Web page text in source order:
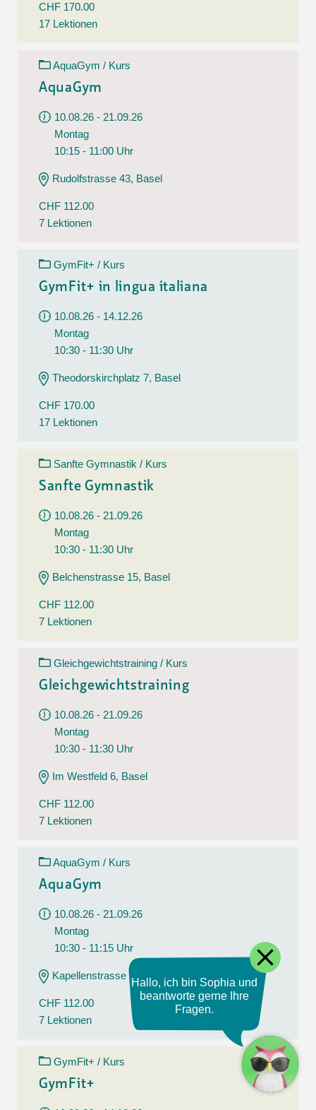
CHF 170.00
17 Lektionen
AquaGym / Kurs
AquaGym
10.08.26 - 21.09.26
Montag
10:15 - 11:00 Uhr
Rudolfstrasse 43, Basel
CHF 112.00
7 Lektionen
GymFit+ / Kurs
GymFit+ in lingua italiana
10.08.26 - 14.12.26
Montag
10:30 - 11:30 Uhr
Theodorskirchplatz 7, Basel
CHF 170.00
17 Lektionen
Sanfte Gymnastik / Kurs
Sanfte Gymnastik
10.08.26 - 21.09.26
Montag
10:30 - 11:30 Uhr
Belchenstrasse 15, Basel
CHF 112.00
7 Lektionen
Gleichgewichtstraining / Kurs
Gleichgewichtstraining
10.08.26 - 21.09.26
Montag
10:30 - 11:30 Uhr
Im Westfeld 6, Basel
CHF 112.00
7 Lektionen
AquaGym / Kurs
AquaGym
10.08.26 - 21.09.26
Montag
10:30 - 11:15 Uhr
Kapellenstrasse 17, Basel
CHF 112.00
7 Lektionen
GymFit+ / Kurs
GymFit+
Hallo, ich bin Sophia und
beantworte gerne Ihre
Fragen.
close